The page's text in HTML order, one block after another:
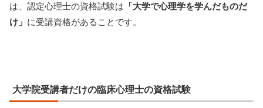
は、認定心理士の資格試験は 「大学で心理学を学んだものだ
け」 に受講資格があることです。
大学院受講者だけの臨床心理士の資格試験